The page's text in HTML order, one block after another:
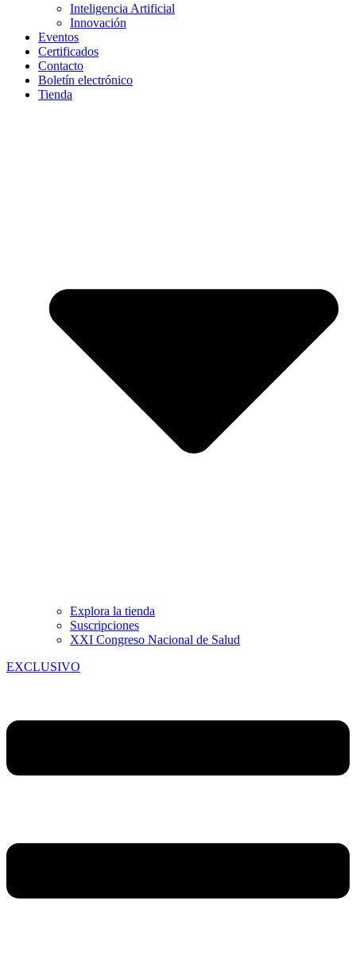
Inteligencia Artificial
Innovación
Eventos
Certificados
Contacto
Boletín electrónico
Tienda
Explora la tienda
Suscripciones
XXI Congreso Nacional de Salud
EXCLUSIVO